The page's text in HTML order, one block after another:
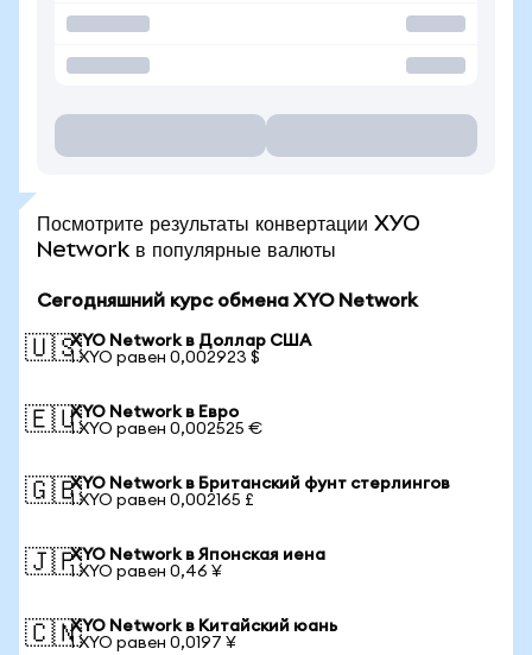
Посмотрите результаты конвертации XYO
Network в популярные валюты
Сегодняшний курс обмена XYO Network
🇺🇸XYO Network в Доллар США
1 XYO равен 0,002923 $
🇪🇺XYO Network в Евро
1 XYO равен 0,002525 €
🇬🇧XYO Network в Британский фунт стерлингов
1 XYO равен 0,002165 £
🇯🇵XYO Network в Японская иена
1 XYO равен 0,46 ¥
🇨🇳XYO Network в Китайский юань
1 XYO равен 0,0197 ¥